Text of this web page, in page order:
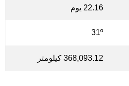
22.16 يوم
31º
368,093.12 كيلومتر